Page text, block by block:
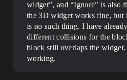
widget”, and “Ignore” is also
the 3D widget works fine, but
is no such thing. I have
different collisions for the
block still overlaps the widget,
working.